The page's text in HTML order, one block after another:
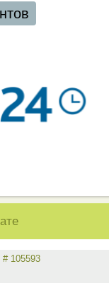
# 105593